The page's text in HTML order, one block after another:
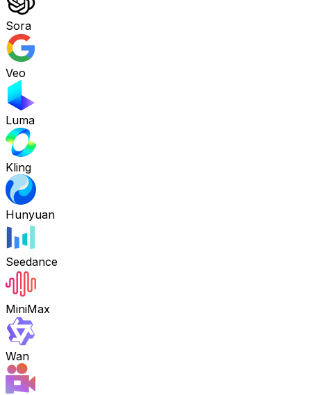
Sora
Veo
Luma
Kling
Hunyuan
Seedance
MiniMax
Wan